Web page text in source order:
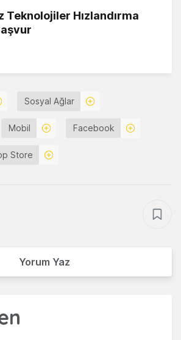
Teknolojiler Hızlandırma
Sosyal Ağlar
Mobil Facebook
Store
Yorum Yaz